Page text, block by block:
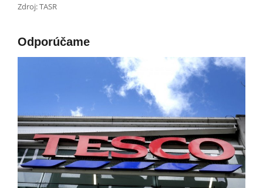
Zdroj: TASR
Odporúčame